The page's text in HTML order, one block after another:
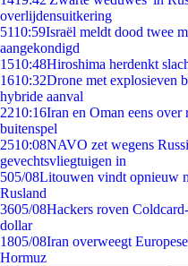
overlijdensuitkering
5110:59Israël meldt dood twee
aangekondigd
1510:48Hiroshima herdenkt
1610:32Drone met explosieven
hybride aanval
2210:16Iran en Oman eens
buitenspel
2510:08NAVO zet wegens
gevechtsvliegtuigen in
505/08Litouwen vindt opnieuw
Rusland
3605/08Hackers roven
dollar
1805/08Iran overweegt
Hormuz